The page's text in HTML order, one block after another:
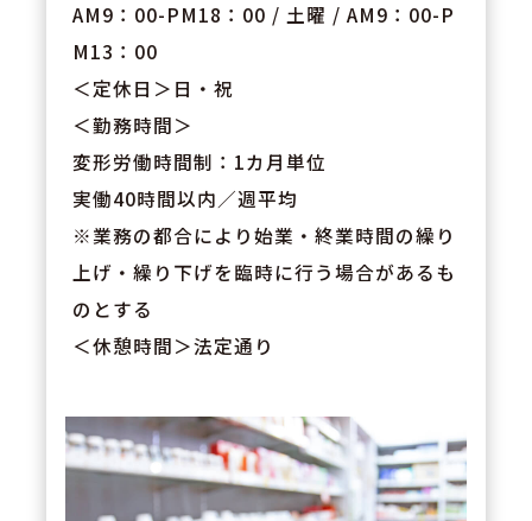
AM9：00-PM18：00 / 土曜 / AM9：00-P
M13：00
＜定休日＞日・祝
＜勤務時間＞
変形労働時間制：1カ月単位
実働40時間以内／週平均
※業務の都合により始業・終業時間の繰り
上げ・繰り下げを臨時に行う場合があるも
のとする
＜休憩時間＞法定通り